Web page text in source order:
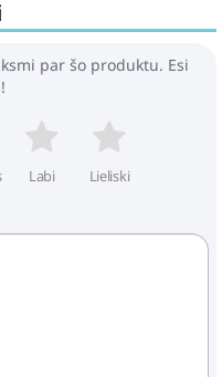
par šo produktu. Esi
Labi Lieliski